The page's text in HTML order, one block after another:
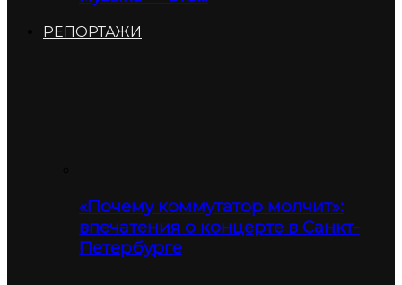
РЕПОРТАЖИ
«Почему коммутатор молчит»:
впечатения о концерте в Санкт-
Петербурге